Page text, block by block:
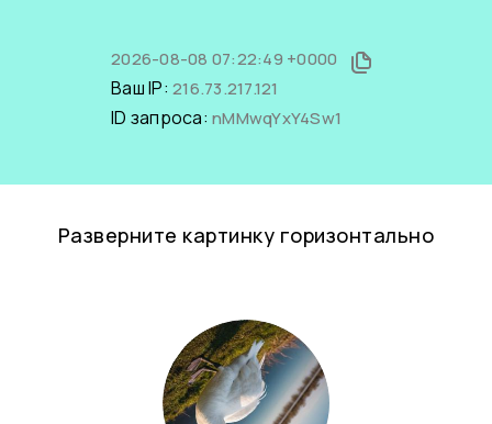
2026-08-08 07:22:49 +0000
Ваш IP: 216.73.217.121
ID запроса: nMMwqYxY4Sw1
Разверните картинку горизонтально